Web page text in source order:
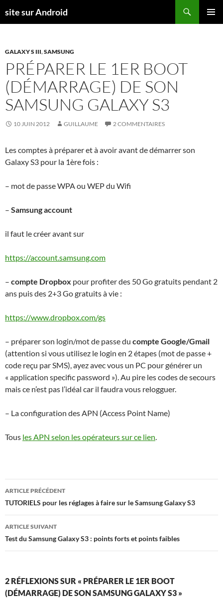
ausite sur Android
GALAXY S III,SAMSUNG
PRÉPARER LE 1ER BOOT
(DÉMARRAGE) DE SON
SAMSUNG GALAXY S3
10 JUIN 2012 GUILLAUME 2 COMMENTAIRES
Les comptes à préparer et à avoir avant de démarrer son
Galaxy S3 pour la 1ère fois :
– mot de passe WPA ou WEP du Wifi
– Samsung account
il faut le créer avant sur
https://account.samsung.com
– compte Dropbox pour profiter des 50 Go gratuits pendant 2
ans puis des 2+3 Go gratuits à vie :
https://www.dropbox.com/gs
– préparer son login/mot de passe du compte Google/Gmail
(attention si vous utilisez le login en 2 étapes (mot de passe +
code reçu par SMS), ayez avec vous un PC pour générer un
« application specific password »). Au pire les codes de secours
mais ce n’est pas l’idéal car il faudra vous relogguer.
– La configuration des APN (Access Point Name)
Tous les APN selon les opérateurs sur ce lien.
Navigation
des
articles
ARTICLE PRÉCÉDENT
TUTORIELS pour les réglages à faire sur le Samsung Galaxy S3
ARTICLE SUIVANT
Test du Samsung Galaxy S3 : points forts et points faibles
2 RÉFLEXIONS SUR « PRÉPARER LE 1ER BOOT
(DÉMARRAGE) DE SON SAMSUNG GALAXY S3 »